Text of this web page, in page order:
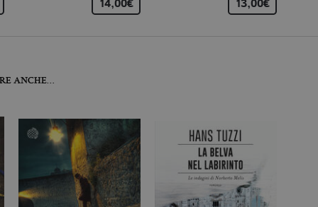
14,00€ 13,00€
ANCHE…
Questo nome di cookie è associato a Google Universal Analytics, che è un
aggiornamento significativo del servizio di analisi più comunemente utilizzato da
Questo cookie è impostato da Google Analytics. Memorizza e aggiorna un valore
univoco per ogni pagina visitata e viene utilizzato per contare e tenere traccia
Si tratta di un cookie di tipo pattern impostato da Google Analytics, in cui
l'elemento pattern sul nome contiene il numero identificativo univoco
dell'account o del sito Web a cui si riferisce. È una variazione del cookie _gat che
viene utilizzato per limitare la quantità di dati registrati da Google su siti Web ad
alto volume di traffico.